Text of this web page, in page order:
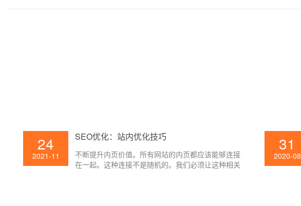
24
2021-11
SEO优化：站内优化技巧
不断提升内页价值。所有网站的内页都应该能够连接
在一起。这种连接不是随机的。我们必须让这种相关
31
2020-08